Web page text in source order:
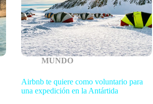
MUNDO
Airbnb te quiere como voluntario para
una expedición en la Antártida